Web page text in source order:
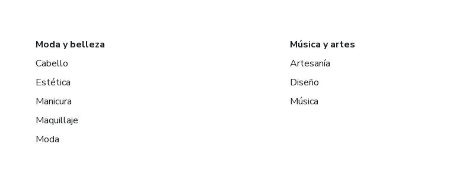
Moda y belleza
Cabello
Estética
Manicura
Maquillaje
Moda
Música y artes
Artesanía
Diseño
Música